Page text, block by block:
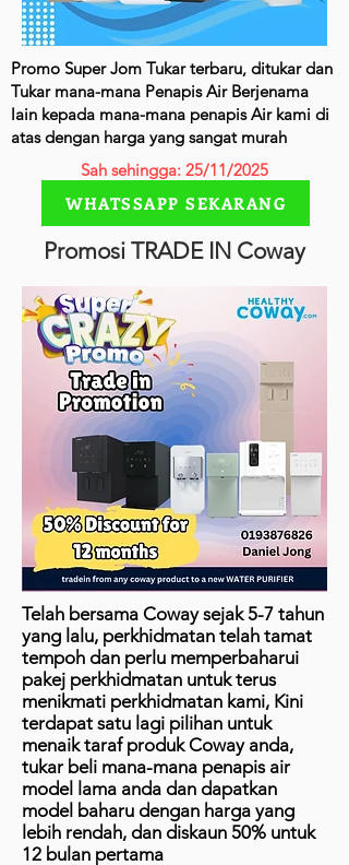
Promo Super Jom Tukar terbaru, ditukar dan
Tukar mana-mana Penapis Air Berjenama
lain kepada mana-mana penapis Air kami di
atas dengan harga yang sangat murah
Sah sehingga: 25/11/2025
WHATSSAPP SEKARANG
Promosi TRADE IN Coway
Telah bersama Coway sejak 5-7 tahun
yang lalu, perkhidmatan telah tamat
tempoh dan perlu memperbaharui
pakej perkhidmatan untuk terus
menikmati perkhidmatan kami, Kini
terdapat satu lagi pilihan untuk
menaik taraf produk Coway anda,
tukar beli mana-mana penapis air
model lama anda dan dapatkan
model baharu dengan harga yang
lebih rendah, dan diskaun 50% untuk
12 bulan pertama